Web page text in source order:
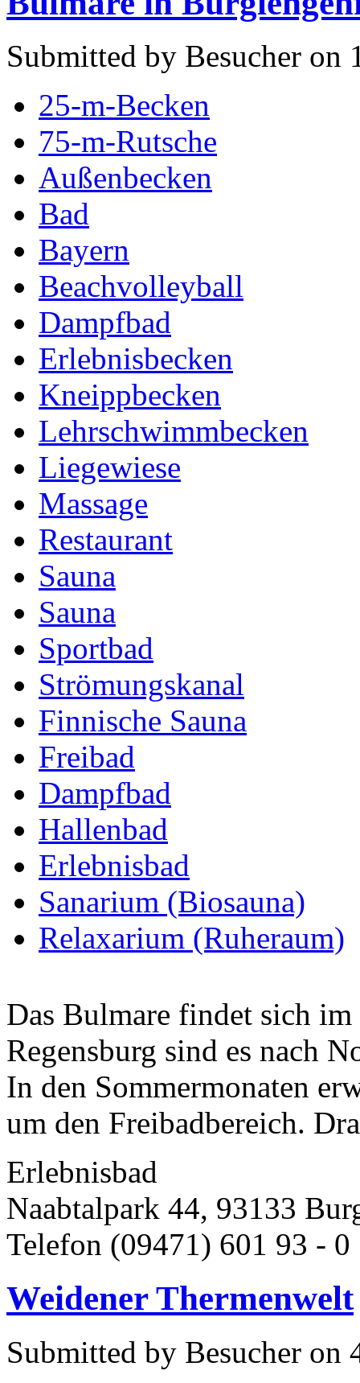
Submitted by Besucher
25-m-Becken
75-m-Rutsche
Außenbecken
Bad
Bayern
Beachvolleyball
Dampfbad
Erlebnisbecken
Kneippbecken
Lehrschwimmbecken
Liegewiese
Massage
Restaurant
Sauna
Sauna
Sportbad
Strömungskanal
Finnische Sauna
Freibad
Dampfbad
Hallenbad
Erlebnisbad
Sanarium (Biosauna)
Relaxarium (Ruheraum)
Das Bulmare findet sich
Regensburg sind es nach
In den Sommermonaten
um den Freibadbereich.
Erlebnisbad
Naabtalpark 44, 93133
Telefon (09471) 601 93 -
Weidener Thermenwelt
Submitted by Besucher on